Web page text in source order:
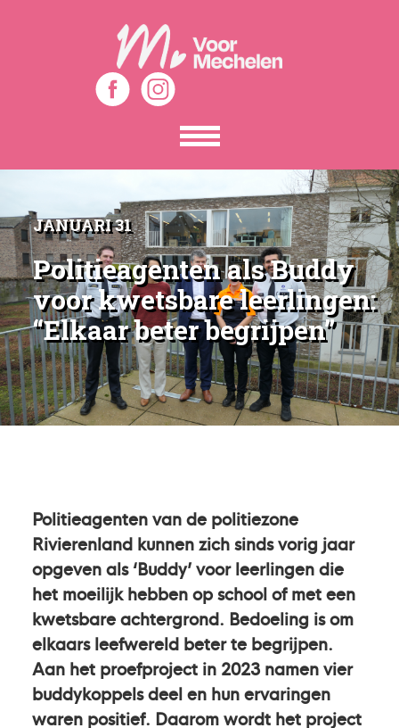
Toon
het
menu
JANUARI 31
Politieagenten als Buddy
voor kwetsbare leerlingen:
“Elkaar beter begrijpen”
Politieagenten van de politiezone
Rivierenland kunnen zich sinds vorig jaar
opgeven als ‘Buddy’ voor leerlingen die
het moeilijk hebben op school of met een
kwetsbare achtergrond. Bedoeling is om
elkaars leefwereld beter te begrijpen.
Aan het proefproject in 2023 namen vier
buddykoppels deel en hun ervaringen
waren positief. Daarom wordt het project